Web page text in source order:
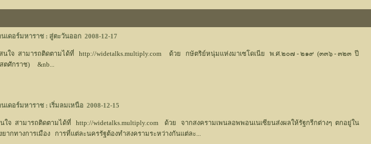
นเดอร์มหาราช : สู่ตะวันออก 2008-12-17
นใจ สามารถติดตามได้ที่ http://widetalks.multiply.com ด้วย กษัตริย์หนุ่มแห่งมาเซโดเนีย พ.ศ.๒๐๗ - ๒๑๙ (๓๓๖ - ๓๒๓ ปี
ตศักราช) &nb...
นเดอร์มหาราช : เริ่มลมเหนือ 2008-12-15
ใจ สามารถติดตามได้ที่ http://widetalks.multiply.com ด้วย จากสงครามเพนลอพพอนเนเซียนส่งผลให้รัฐกรีกต่างๆ ตกอยู่ใน
ยากทางการเมือง การที่แต่ละนครรัฐต้องทำสงครามระหว่างกันแต่ละ...